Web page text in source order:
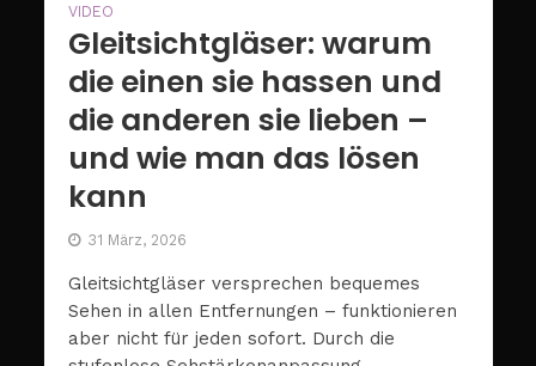
VIDEO
Gleitsichtgläser: warum
die einen sie hassen und
die anderen sie lieben –
und wie man das lösen
kann
31 März, 2026
Gleitsichtgläser versprechen bequemes
Sehen in allen Entfernungen – funktionieren
aber nicht für jeden sofort. Durch die